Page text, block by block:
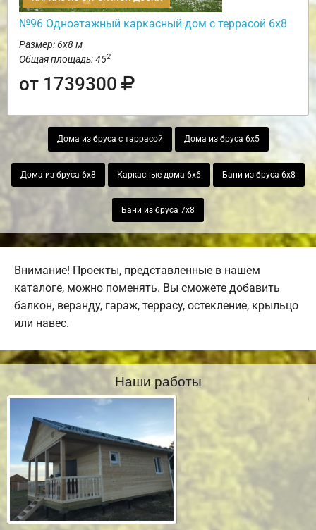
№96 Одноэтажный каркасный дом с террасой 6х8
Размер: 6х8 м
Общая площадь: 452
от 1739300
Дома из бруса с таррасой Дома из бруса 6х5
Дома из бруса 6х8 Каркасные дома 6х6 Бани из бруса 6х8
Бани из бруса 7х8
Внимание! Проекты, представленные в нашем
каталоге, можно поменять. Вы сможете добавить
балкон, веранду, гараж, террасу, остекление, крыльцо
или навес.
Наши работы